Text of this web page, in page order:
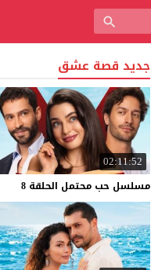
جديد قصة عشق
02:11:52
مسلسل حب محتمل الحلقة 8